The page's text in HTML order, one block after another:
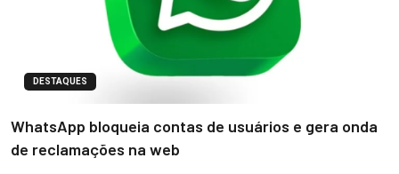
DESTAQUES
WhatsApp bloqueia contas de usuários e gera onda
de reclamações na web